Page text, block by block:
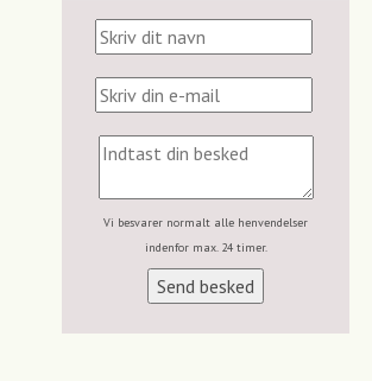
Vi besvarer normalt alle henvendelser
indenfor max. 24 timer.